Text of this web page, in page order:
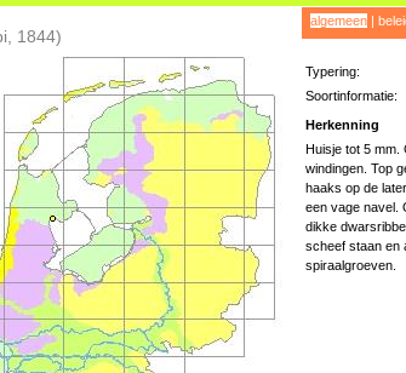
1844)
algemeen|
Typering:
Soortinformatie:
Herkenning
Huisje tot 5 mm.
windingen. Top
haaks op de
een vage navel.
dikke
scheef staan en
spiraalgroeven.